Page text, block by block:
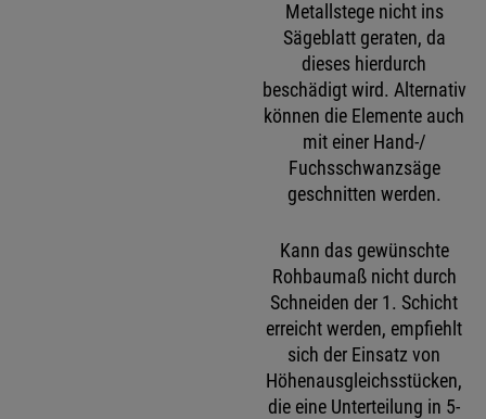
Metallstege nicht ins
Sägeblatt geraten, da
dieses hierdurch
beschädigt wird. Alternativ
können die Elemente auch
mit einer Hand-/
Fuchsschwanzsäge
geschnitten werden.
Kann das gewünschte
Rohbaumaß nicht durch
Schneiden der 1. Schicht
erreicht werden, empfiehlt
sich der Einsatz von
Höhenausgleichsstücken,
die eine Unterteilung in 5-